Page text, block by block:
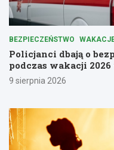
BEZPIECZEŃSTWO
Policjanci dbają o
podczas wakacji
9 sierpnia 2026